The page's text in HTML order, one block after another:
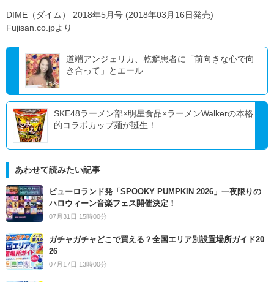
DIME（ダイム） 2018年5月号 (2018年03月16日発売)
Fujisan.co.jpより
道端アンジェリカ、乾癬患者に「前向きな心で向
き合って」とエール
SKE48ラーメン部×明星食品×ラーメンWalkerの本格
的コラボカップ麺が誕生！
あわせて読みたい記事
ピューロランド発「SPOOKY PUMPKIN 2026」一夜限りの
ハロウィーン音楽フェス開催決定！
07月31日 15時00分
ガチャガチャどこで買える？全国エリア別設置場所ガイド20
26
07月17日 13時00分